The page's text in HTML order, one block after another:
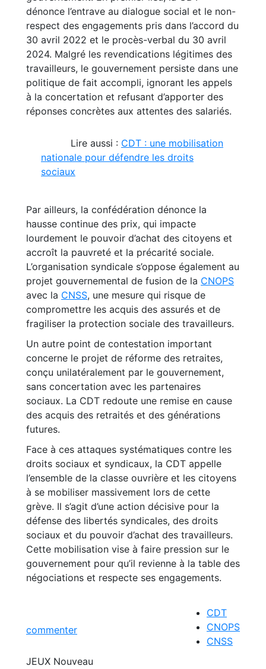
dénonce l’entrave au dialogue social et le non-
respect des engagements pris dans l’accord du
30 avril 2022 et le procès-verbal du 30 avril
2024. Malgré les revendications légitimes des
travailleurs, le gouvernement persiste dans une
politique de fait accompli, ignorant les appels
à la concertation et refusant d’apporter des
réponses concrètes aux attentes des salariés.
Lire aussi : CDT : une mobilisation
nationale pour défendre les droits
sociaux
Par ailleurs, la confédération dénonce la
hausse continue des prix, qui impacte
lourdement le pouvoir d’achat des citoyens et
accroît la pauvreté et la précarité sociale.
L’organisation syndicale s’oppose également au
projet gouvernemental de fusion de la CNOPS
avec la CNSS, une mesure qui risque de
compromettre les acquis des assurés et de
fragiliser la protection sociale des travailleurs.
Un autre point de contestation important
concerne le projet de réforme des retraites,
conçu unilatéralement par le gouvernement,
sans concertation avec les partenaires
sociaux. La CDT redoute une remise en cause
des acquis des retraités et des générations
futures.
Face à ces attaques systématiques contre les
droits sociaux et syndicaux, la CDT appelle
l’ensemble de la classe ouvrière et les citoyens
à se mobiliser massivement lors de cette
grève. Il s’agit d’une action décisive pour la
défense des libertés syndicales, des droits
sociaux et du pouvoir d’achat des travailleurs.
Cette mobilisation vise à faire pression sur le
gouvernement pour qu’il revienne à la table des
négociations et respecte ses engagements.
commenter
CDT
CNOPS
CNSS
JEUX Nouveau